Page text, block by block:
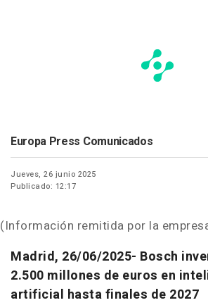
Europa Press Comunicados
Jueves, 26 junio 2025
Publicado: 12:17
(Información remitida por la
Madrid, 26/06/2025- Bosch
2.500 millones de euros en
artificial hasta finales de 2027